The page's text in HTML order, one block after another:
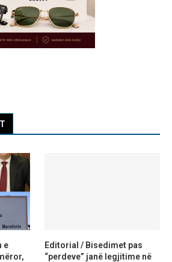
e
Editorial / Bisedimet pas
“perdeve” janë legjitime në